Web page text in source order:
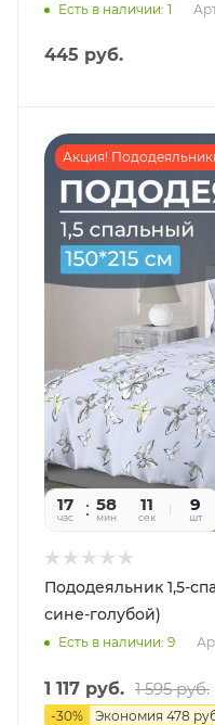
Есть в наличии: 1
445 руб.
Акция!
17
час
58
мин
09
сек
9
шт
Пододеяльник 1,5-
сине-голубой)
Есть в наличии: 9
1 117 руб. 1 595руб.
-30% Экономия 478